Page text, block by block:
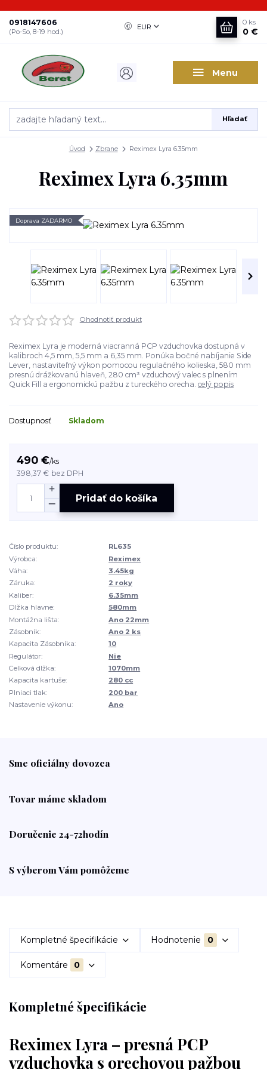
Menu
EUR
Hľadať
0918147606
(Po-So, 8-19 hod.)
0 ks
0 €
Úvod Zbrane Reximex Lyra 6.35mm
Reximex Lyra 6.35mm
Doprava ZADARMO
Ohodnotiť produkt
Reximex Lyra je moderná viacranná PCP vzduchovka dostupná v
kalibroch 4,5 mm, 5,5 mm a 6,35 mm. Ponúka bočné nabíjanie Side
Lever, nastaviteľný výkon pomocou regulačného kolieska, 580 mm
presnú drážkovanú hlaveň, 280 cm³ vzduchový valec s plnením
Quick Fill a ergonomickú pažbu z tureckého orecha. celý popis
Dostupnosť Skladom
490 €/ks
398,37 € bez DPH
Pridať do košíka
Číslo produktu:
RL635
Výrobca:
Reximex
Váha:
3.45kg
Záruka:
2 roky
Kaliber:
6.35mm
Dlžka hlavne:
580mm
Montážna lišta:
Ano 22mm
Zásobník:
Ano 2 ks
Kapacita Zásobníka:
10
Regulátor:
Nie
Celková dlžka:
1070mm
Kapacita kartuše:
280 cc
Plniaci tlak:
200 bar
Nastavenie výkonu:
Ano
Sme oficiálny dovozca
Tovar máme skladom
Doručenie 24-72hodín
S výberom Vám pomôžeme
Kompletné špecifikácie Hodnotenie 0
Komentáre 0
Kompletné špecifikácie
Reximex Lyra – presná PCP
vzduchovka s orechovou pažbou